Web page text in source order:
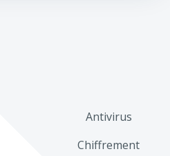
Antivirus
Chiffrement